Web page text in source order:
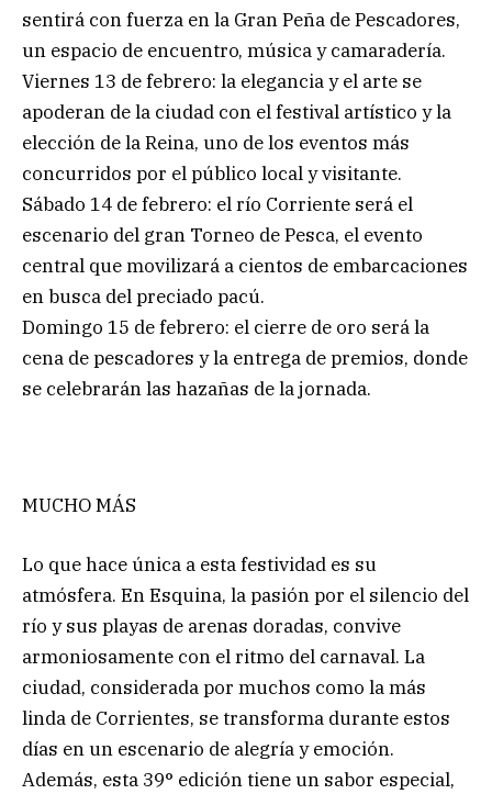
sentirá con fuerza en la Gran Peña de Pescadores,
un espacio de encuentro, música y camaradería.
Viernes 13 de febrero: la elegancia y el arte se
apoderan de la ciudad con el festival artístico y la
elección de la Reina, uno de los eventos más
concurridos por el público local y visitante.
Sábado 14 de febrero: el río Corriente será el
escenario del gran Torneo de Pesca, el evento
central que movilizará a cientos de embarcaciones
en busca del preciado pacú.
Domingo 15 de febrero: el cierre de oro será la
cena de pescadores y la entrega de premios, donde
se celebrarán las hazañas de la jornada.
MUCHO MÁS
Lo que hace única a esta festividad es su
atmósfera. En Esquina, la pasión por el silencio del
río y sus playas de arenas doradas, convive
armoniosamente con el ritmo del carnaval. La
ciudad, considerada por muchos como la más
linda de Corrientes, se transforma durante estos
días en un escenario de alegría y emoción.
Además, esta 39° edición tiene un sabor especial,